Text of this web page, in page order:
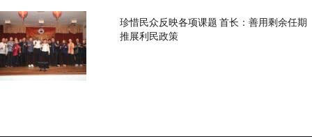
珍惜民众反映各项课题 首长：善用剩余任期
推展利民政策